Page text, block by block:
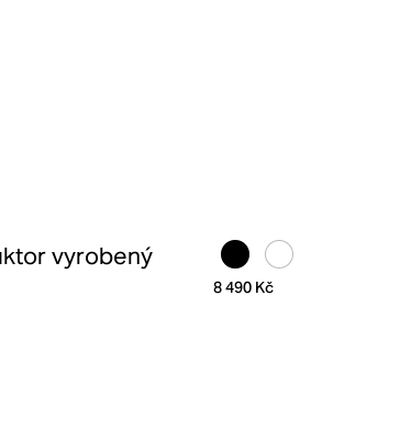
vyrobený
8 490 Kč